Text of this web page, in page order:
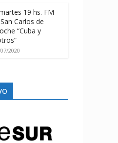
19 hs. FM
Carlos de
“Cuba y
2020